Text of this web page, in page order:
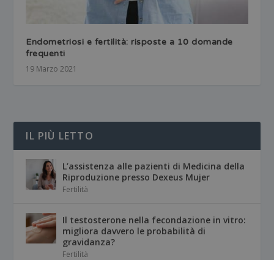
Endometriosi e fertilità: risposte a 10 domande
frequenti
19 Marzo 2021
IL PIÙ LETTO
L’assistenza alle pazienti di Medicina della
Riproduzione presso Dexeus Mujer
Fertilità
Il testosterone nella fecondazione in vitro:
migliora davvero le probabilità di
gravidanza?
Fertilità